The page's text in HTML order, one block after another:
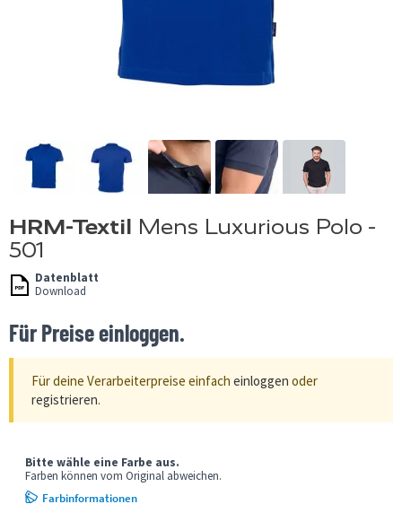
HRM-Textil Mens Luxurious Polo -
501
Datenblatt
Download
Für Preise einloggen.
Für deine Verarbeiterpreise einfach einloggen oder
registrieren.
Bitte wähle eine Farbe aus.
Farben können vom Original abweichen.
Farbinformationen